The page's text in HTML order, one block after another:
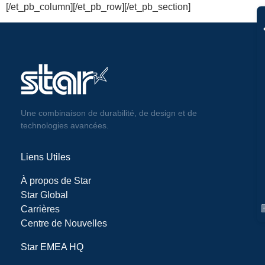
[/et_pb_column][/et_pb_row][/et_pb_section]
Une combinaison de durabilité, de design et de
technologies avancées.
Liens Utiles
À propos de Star
Star Global
Carrières
Centre de Nouvelles
Star EMEA HQ